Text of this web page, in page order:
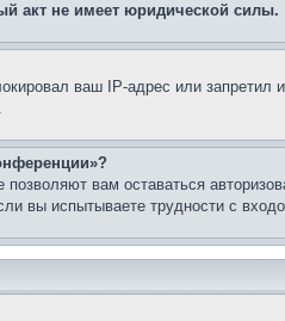
акт не имеет юридической силы.
ваш IP-адрес или
вам оставаться
вы испытываете трудности с